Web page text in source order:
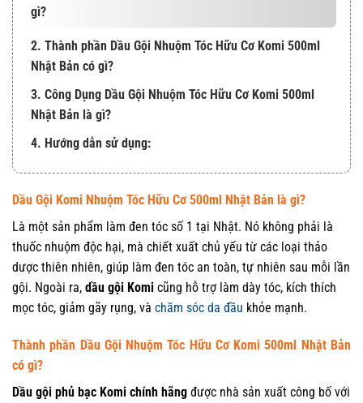
gì?
2. Thành phần Dầu Gội Nhuộm Tóc Hữu Cơ Komi 500ml
Nhật Bản có gì?
3. Công Dụng Dầu Gội Nhuộm Tóc Hữu Cơ Komi 500ml
Nhật Bản là gì?
4. Hướng dẫn sử dụng:
Dầu Gội Komi Nhuộm Tóc Hữu Cơ 500ml Nhật Bản là gì?
Là một sản phẩm làm đen tóc số 1 tại Nhật. Nó không phải là
thuốc nhuộm độc hại, mà chiết xuất chủ yếu từ các loại thảo
dược thiên nhiên, giúp làm đen tóc an toàn, tự nhiên sau mỗi lần
gội. Ngoài ra, dầu gội Komi cũng hỗ trợ làm dày tóc, kích thích
mọc tóc, giảm gãy rụng, và chăm sóc da đầu khỏe mạnh.
Thành phần Dầu Gội Nhuộm Tóc Hữu Cơ Komi 500ml Nhật Bản
có gì?
Dầu gội phủ bạc Komi chính hãng được nhà sản xuất công bố với